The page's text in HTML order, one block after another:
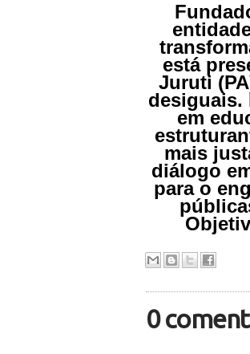
está
Juruti
desiguais.
em
mais
diálogo
para o
0